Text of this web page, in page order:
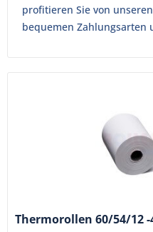
profitieren Sie von
bequemen Zahlungsarten
Thermorollen 60/54/12 -